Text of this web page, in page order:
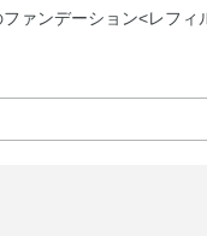
ァンデーション<レフ